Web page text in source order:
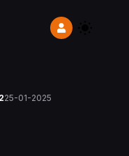
25-01-2025